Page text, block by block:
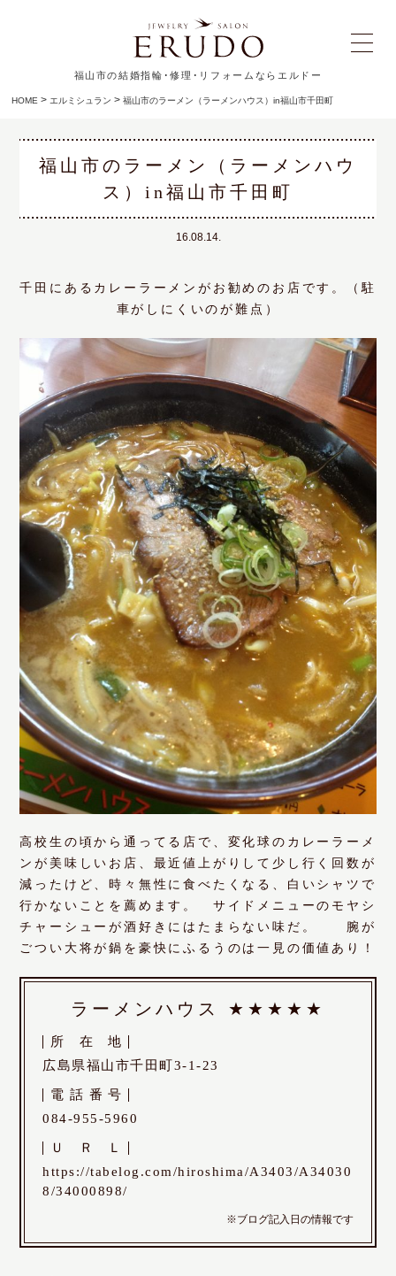
福山市の結婚指輪･修理･リフォームならエルドー
HOME >エルミシュラン >福山市のラーメン（ラーメンハウス）in福山市千田町
福山市のラーメン（ラーメンハウ
ス）in福山市千田町
16.08.14.
千田にあるカレーラーメンがお勧めのお店です。（駐
車がしにくいのが難点）
高校生の頃から通ってる店で、変化球のカレーラーメ
ンが美味しいお店、最近値上がりして少し行く回数が
減ったけど、時々無性に食べたくなる、白いシャツで
行かないことを薦めます。 サイドメニューのモヤシ
チャーシューが酒好きにはたまらない味だ。 腕が
ごつい大将が鍋を豪快にふるうのは一見の価値あり！
ラーメンハウス ★★★★★
所 在
地
広島県福山市千田町3-1-23
電 話 番 号
084-955-5960
Ｕ Ｒ
Ｌ
https://tabelog.com/hiroshima/A3403/A34030
8/34000898/
※ブログ記入日の情報です